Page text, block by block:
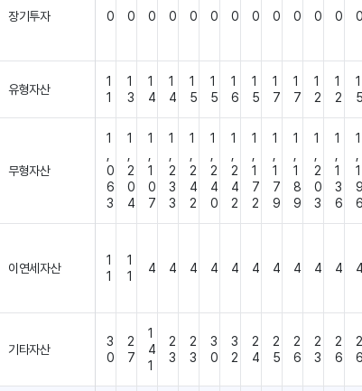
장기투자 0 0 0 0 0 0 0 0 0 0 0 0 0
유형자산
1
1
1
3
1
4
1
4
1
5
1
5
1
6
1
5
1
7
1
7
1
2
1
2
1
5
무형자산
1
0
6
3
1
2
0
4
1
1
0
7
1
2
3
3
1
2
4
2
1
2
4
0
1
2
4
2
1
1
7
2
1
1
7
9
1
1
8
9
1
2
0
3
1
1
3
6
1
1
9
6
이연세자산
1
1
1
1
4 4 4 4 4 4 4 4 4 4 4
기타자산
3
0
2
7
1
4
1
2
3
2
3
3
0
3
2
2
4
2
5
2
6
2
3
2
6
2
6